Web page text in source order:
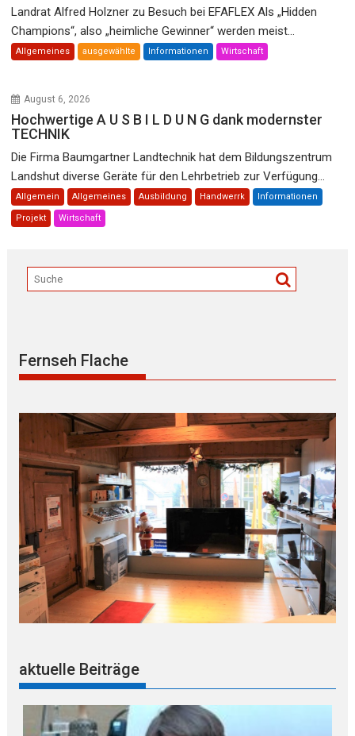
Landrat Alfred Holzner zu Besuch bei EFAFLEX Als „Hidden
Champions“, also „heimliche Gewinner“ werden meist...
Allgemeines ausgewählte Informationen Wirtschaft
August 6, 2026
Hochwertige A U S B I L D U N G dank modernster
TECHNIK
Die Firma Baumgartner Landtechnik hat dem Bildungszentrum
Landshut diverse Geräte für den Lehrbetrieb zur Verfügung...
Allgemein Allgemeines Ausbildung Handwerrk Informationen
Projekt Wirtschaft
Fernseh Flache
aktuelle Beiträge